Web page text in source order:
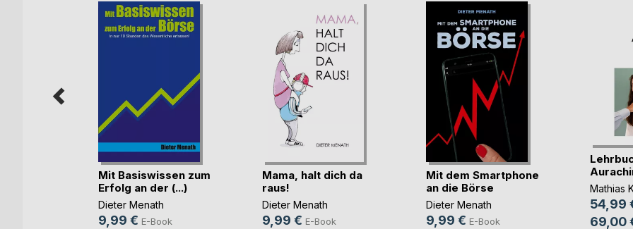
Mit Basiswissen zum
Erfolg an der (...)
Dieter Menath
9,99 € E-Book
Mama, halt dich da
raus!
Dieter Menath
9,99 € E-Book
Mit dem Smartphone
an die Börse
Dieter Menath
9,99 € E-Book
Mathias
54,99
69,00